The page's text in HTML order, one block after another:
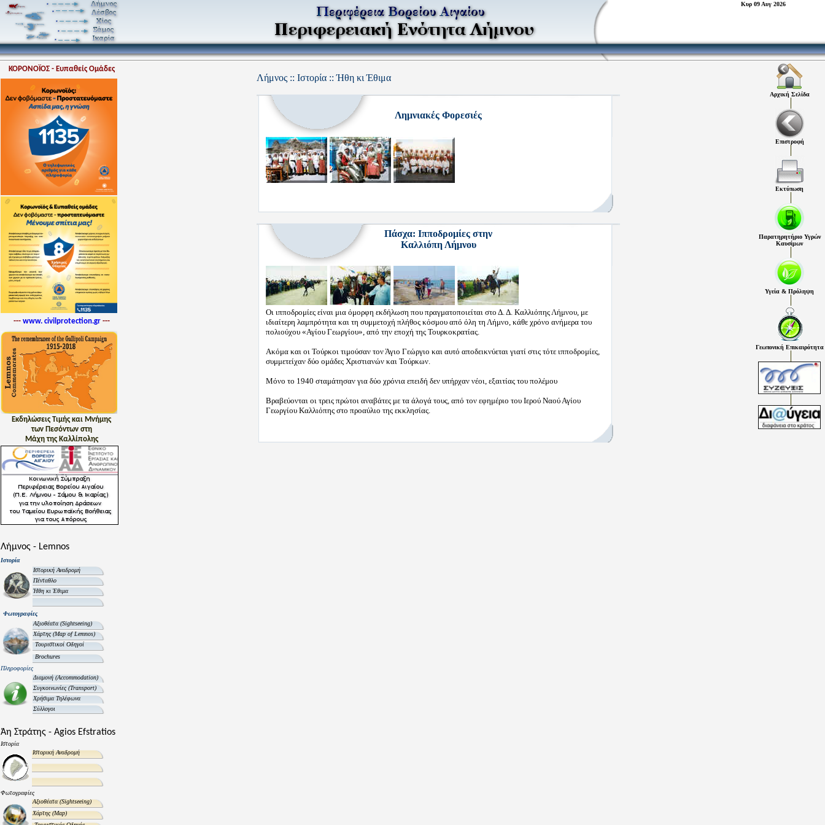
Κυρ 09 Αυγ 2026
ΚΟΡΟΝΟΪΟΣ - Ευπαθείς Ομάδες
--- www. civilprotection.gr---
Εκδηλώσεις Τιμής και Μνήμης
των Πεσόντων στη
Μάχη της Καλλίπολης
Λήμνος - Lemnos
Ιστορία
Ιστορική Αναδρομή
Πένταθλο
Ήθη κι Έθιμα
Φωτογραφίες
Αξιοθέατα(Sightseeing)
Χάρτης(Map of Lemnos)
Τουριστικοί Οδηγοί
Brochures
Πληροφορίες
Διαμονή (Accommodation)
Συγκοινωνίες (Transport)
Χρήσιμα Τηλέφωνα
Σύλλογοι
Άη Στράτης - Agios Efstratios
Ιστορία
Ιστορική Αναδρομή
Φωτογραφίες
Αξιοθέατα(Sightseeing)
Χάρτης(Map)
Λήμνος :: Ιστορία :: Ήθη κι Έθιμα
Λημνιακές Φορεσιές
Πάσχα: Ιπποδρομίες στην
Καλλιόπη Λήμνου
Οι ιπποδρομίες είναι μια όμορφη εκδήλωση που πραγματοποιείται στο Δ. Δ. Καλλιόπης Λήμνου, με
ιδιαίτερη λαμπρότητα και τη συμμετοχή πλήθος κόσμου από όλη τη Λήμνο, κάθε χρόνο ανήμερα του
πολιούχου «Αγίου Γεωργίου», από την εποχή της Τουρκοκρατίας.
Ακόμα και οι Τούρκοι τιμούσαν τον Άγιο Γεώργιο και αυτό αποδεικνύεται γιατί στις τότε ιπποδρομίες,
συμμετείχαν δύο ομάδες Χριστιανών και Τούρκων.
Μόνο το 1940 σταμάτησαν για δύο χρόνια επειδή δεν υπήρχαν νέοι, εξαιτίας του πολέμου
Βραβεύονται οι τρεις πρώτοι αναβάτες με τα άλογά τους, από τον εφημέριο του Ιερού Ναού Αγίου
Γεωργίου Καλλιόπης στο προαύλιο της εκκλησίας.
Αρχική Σελίδα
Επιστροφή
Εκτύπωση
Παρατηρητήριο Υγρών
Καυσίμων
Υγεία & Πρόληψη
Γεωπονική Επικαιρότητα